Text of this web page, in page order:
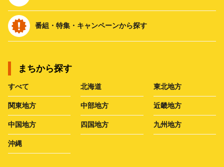
番組・特集・キャンペーンから探す
まちから探す
すべて 北海道 東北地方
関東地方 中部地方 近畿地方
中国地方 四国地方 九州地方
沖縄